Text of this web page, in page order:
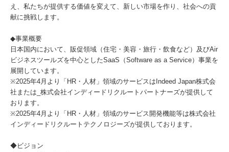
え、私たちが提供する価値を変えて、新しい市場を作り、社会への貢
献に挑戦します。
◆事業概要
日本国内において、販促領域（住宅・美容・旅行・飲食など）及びAir
ビジネスツールズを中心としたSaaS（Software as a Service）事業を
展開しています。
※2025年4月より「HR・人材」領域のサービスはIndeed Japan株式会
社または_株式会社インディードリクルートパートナーズが提供して
おります。
※2025年4月より「HR・人材」領域のサービス開発機能等は株式会社
インディードリクルートテクノロジーズが提供しております。
◆ビジョン